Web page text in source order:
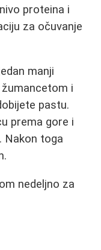
proteina i
za očuvanje
manji
i
pastu.
prema gore i
Nakon toga
nedeljno za